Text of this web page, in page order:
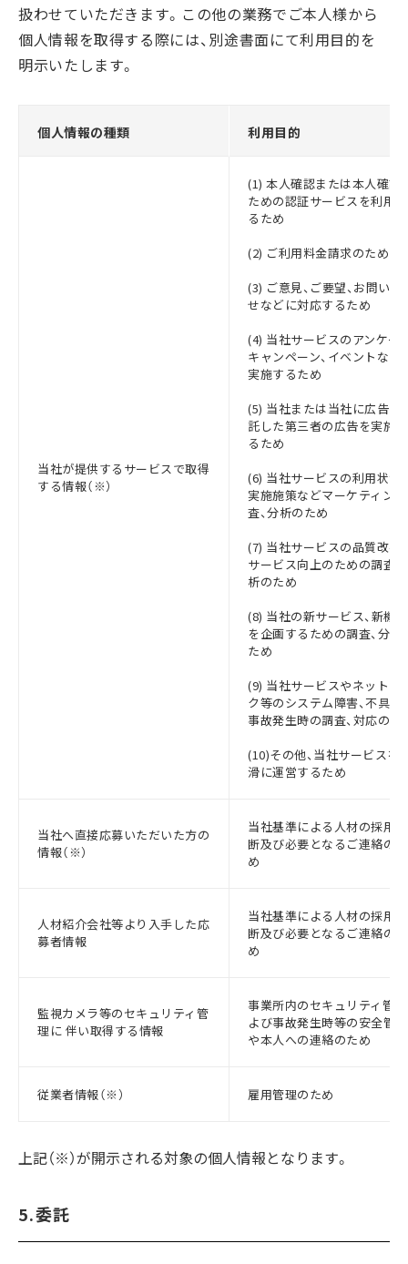
扱わせていただきます。この他の業務でご本人様から
個人情報を取得する際には、別途書面にて利用目的を
明示いたします。
個人情報の種類 利用目的
当社が提供するサービスで取得
する情報（※）
(1) 本人確認または本人確認
ための認証サービスを利用す
るため
(2) ご利用料金請求のため
(3) ご意見、ご要望、お問い合
せなどに対応するため
(4) 当社サービスのアンケー
キャンペーン、イベントなど
実施するため
(5) 当社または当社に広告を
託した第三者の広告を実施す
るため
(6) 当社サービスの利用状況、
実施施策などマーケティン
査、分析のため
(7) 当社サービスの品質改善、
サービス向上のための調査、
析のため
(8) 当社の新サービス、新機能
を企画するための調査、分析
ため
(9) 当社サービスやネットワ
ク等のシステム障害、不具合
事故発生時の調査、対応のた
(10)その他、当社サービスを
滑に運営するため
当社へ直接応募いただいた方の
情報（※）
当社基準による人材の採用判
断及び必要となるご連絡のた
め
人材紹介会社等より入手した応
募者情報
当社基準による人材の採用判
断及び必要となるご連絡のた
め
監視カメラ等のセキュリティ管
理に 伴い取得する情報
事業所内のセキュリティ管
よび事故発生時等の安全管理
や本人への連絡のため
従業者情報（※） 雇用管理のため
上記（※）が開示される対象の個人情報となります。
5.委託